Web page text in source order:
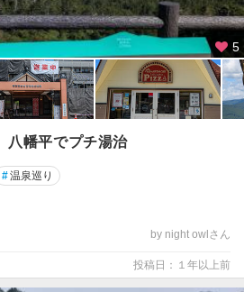
5
幡平でプチ湯治
#温泉巡り
by night owlさん
投稿日：１年以上前